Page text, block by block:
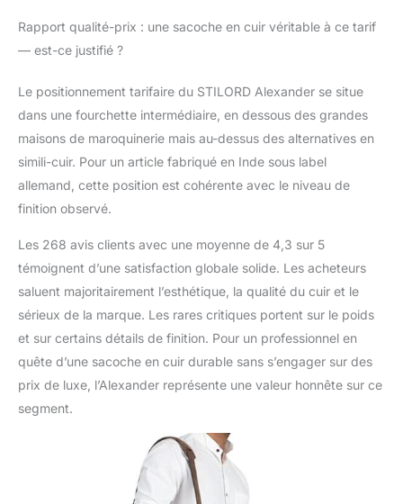
Rapport qualité-prix : une sacoche en cuir véritable à ce tarif
— est-ce justifié ?
Le positionnement tarifaire du STILORD Alexander se situe
dans une fourchette intermédiaire, en dessous des grandes
maisons de maroquinerie mais au-dessus des alternatives en
simili-cuir. Pour un article fabriqué en Inde sous label
allemand, cette position est cohérente avec le niveau de
finition observé.
Les 268 avis clients avec une moyenne de 4,3 sur 5
témoignent d’une satisfaction globale solide. Les acheteurs
saluent majoritairement l’esthétique, la qualité du cuir et le
sérieux de la marque. Les rares critiques portent sur le poids
et sur certains détails de finition. Pour un professionnel en
quête d’une sacoche en cuir durable sans s’engager sur des
prix de luxe, l’Alexander représente une valeur honnête sur ce
segment.